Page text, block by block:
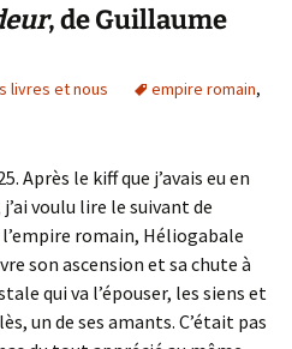
, de Guillaume
livres et nous empire romain,
Après le kiff que j’avais eu en
j’ai voulu lire le suivant de
romain, Héliogabale
son ascension et sa chute à
qui va l’épouser, les siens et
un de ses amants. C’était pas